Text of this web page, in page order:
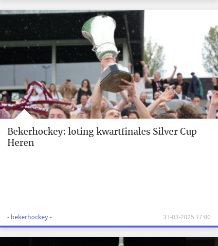
Bekerhockey: loting kwartfinales Silver Cup
Heren
- bekerhockey - 31-03-2025 17:00